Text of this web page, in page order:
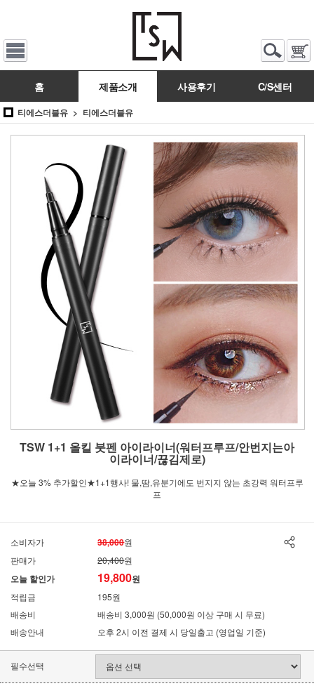
홈 제품소개 사용후기 C/S센터
티에스더블유 티에스더블유
TSW 1+1 올킬 붓펜 아이라이너(워터프루프/안번지는아
이라이너/끊김제로)
★오늘 3% 추가할인★1+1행사! 물,땀,유분기에도 번지지 않는 초강력 워터프루
프
소비자가 38,000원
판매가
20,400원
오늘 할인가 19,800원
적립금
195원
배송비
배송비 3,000원 (50,000원 이상 구매 시 무료)
배송안내
오후 2시 이전 결제 시 당일출고 (영업일 기준)
필수선택